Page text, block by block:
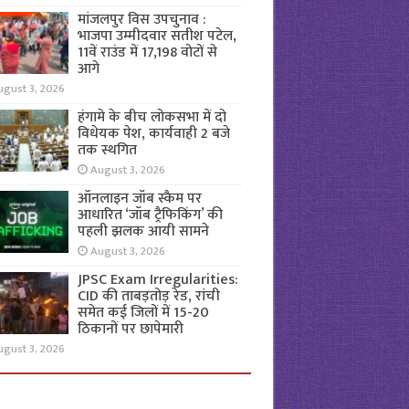
मांजलपुर विस उपचुनाव :
भाजपा उम्मीदवार सतीश पटेल,
11वें राउंड में 17,198 वोटों से
आगे
3, 2026
हंगामे के बीच लोकसभा में दो
विधेयक पेश, कार्यवाही 2 बजे
तक स्थगित
August 3, 2026
ऑनलाइन जॉब स्कैम पर
आधारित ‘जॉब ट्रैफिकिंग’ की
पहली झलक आयी सामने
August 3, 2026
JPSC Exam Irregularities:
CID की ताबड़तोड़ रेड, रांची
समेत कई जिलों में 15-20
ठिकानों पर छापेमारी
3, 2026